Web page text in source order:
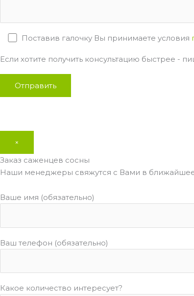
Поставив галочку Вы принимаете условия
Если хотите получить консультацию быстрее -
×
Заказ саженцев сосны
Наши менеджеры свяжутся с Вами в
Ваше имя (обязательно)
Ваш телефон (обязательно)
Какое количество интересует?